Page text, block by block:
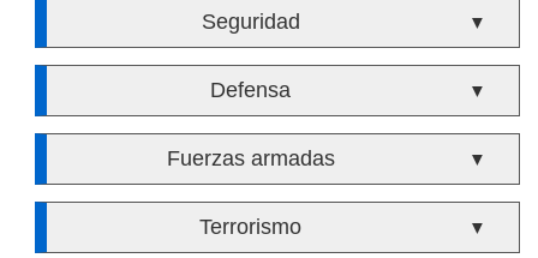
Seguridad ▼
Defensa ▼
Fuerzas armadas ▼
Terrorismo ▼